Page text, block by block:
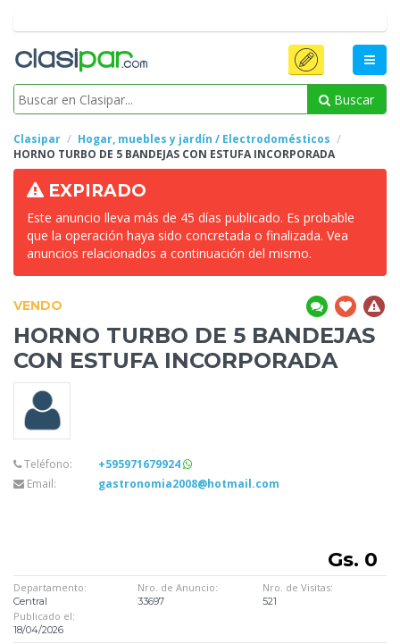
Buscar
Clasipar
Hogar, muebles y jardín / Electrodomésticos
HORNO TURBO DE 5 BANDEJAS CON ESTUFA INCORPORADA
EXPIRADO
Este anuncio lleva más de 45 días publicado. Es probable
que la operación haya sido concretada o finalizada. Vea
anuncios relacionados a continuación del mismo.
VENDO
HORNO TURBO DE 5 BANDEJAS
CON ESTUFA INCORPORADA
Teléfono:
+595971679924
Email:
gastronomia2008@hotmail.com
Gs. 0
Departamento:
Central
Nro. de Anuncio:
33697
Nro. de Visitas:
521
Publicado el:
18/04/2026